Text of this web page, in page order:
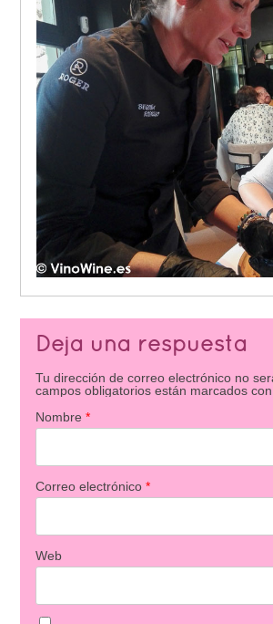
Deja una respuesta
Tu dirección de correo electrónico no
campos obligatorios están marcados con
Nombre *
Correo electrónico *
Web